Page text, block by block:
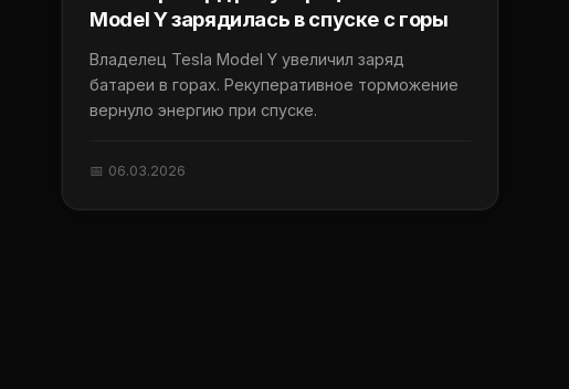
Model Y зарядилась в спуске с горы
Владелец Tesla Model Y увеличил заряд
батареи в горах. Рекуперативное торможение
вернуло энергию при спуске.
📅 06.03.2026